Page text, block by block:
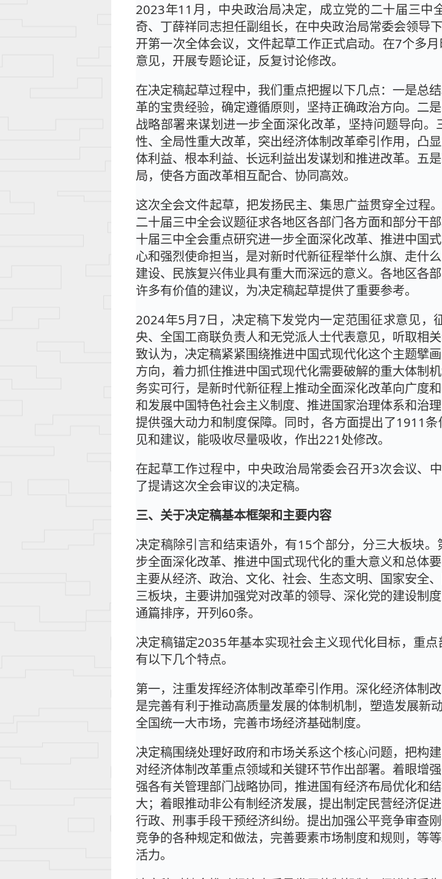
2023年11月，中央政治局决定，成立党的二十届三中
奇、丁薛祥同志担任副组长，在中央政治局常委会领导
开第一次全体会议，文件起草工作正式启动。在7个多
意见，开展专题论证，反复讨论修改。
在决定稿起草过程中，我们重点把握以下几点：一是总
革的宝贵经验，确定遵循原则，坚持正确政治方向。二
战略部署来谋划进一步全面深化改革，坚持问题导向
性、全局性重大改革，突出经济体制改革牵引作用，凸
体利益、根本利益、长远利益出发谋划和推进改革。五
局，使各方面改革相互配合、协同高效。
这次全会文件起草，把发扬民主、集思广益贯穿全过程
二十届三中全会议题征求各地区各部门各方面和部分干
十届三中全会重点研究进一步全面深化改革、推进中国
心和强烈使命担当，是对新时代新征程举什么旗、走什
建设、民族复兴伟业具有重大而深远的意义。各地区各
许多有价值的建议，为决定稿起草提供了重要参考。
2024年5月7日，决定稿下发党内一定范围征求意见，
央、全国工商联负责人和无党派人士代表意见，听取相
致认为，决定稿紧紧围绕推进中国式现代化这个主题擘
方向，着力抓住推进中国式现代化需要破解的重大体制
务实可行，是新时代新征程上推动全面深化改革向广度
和发展中国特色社会主义制度、推进国家治理体系和治
提供强大动力和制度保障。同时，各方面提出了1911
见和建议，能吸收尽量吸收，作出221处修改。
在起草工作过程中，中央政治局常委会召开3次会议、
了提请这次全会审议的决定稿。
三、关于决定稿基本框架和主要内容
决定稿除引言和结束语外，有15个部分，分三大板块
步全面深化改革、推进中国式现代化的重大意义和总体
主要从经济、政治、文化、社会、生态文明、国家安全
三板块，主要讲加强党对改革的领导、深化党的建设制
通篇排序，开列60条。
决定稿锚定2035年基本实现社会主义现代化目标，重
有以下几个特点。
第一，注重发挥经济体制改革牵引作用。深化经济体制
是完善有利于推动高质量发展的体制机制，塑造发展新
全国统一大市场，完善市场经济基础制度。
决定稿围绕处理好政府和市场关系这个核心问题，把构
对经济体制改革重点领域和关键环节作出部署。着眼增
强各有关管理部门战略协同，推进国有经济布局优化和
大；着眼推动非公有制经济发展，提出制定民营经济促
行政、刑事手段干预经济纠纷。提出加强公平竞争审查
竞争的各种规定和做法，完善要素市场制度和规则，等
活力。